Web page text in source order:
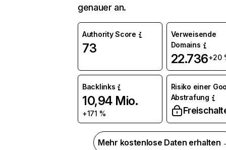
genauer an.
Authority Score
73
Verweisende
Domains
22.736+20
Backlinks
10,94 Mio.
+171 %
Risiko einer
Abstrafung
Mehr kostenlose Daten erhalten